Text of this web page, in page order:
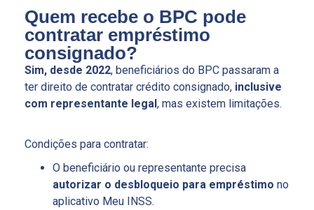
Quem recebe o BPC pode
contratar empréstimo
consignado?
Sim, desde 2022, beneficiários do BPC passaram a
ter direito de contratar crédito consignado, inclusive
com representante legal , mas existem limitações.
Condições para contratar:
O beneficiário ou representante precisa
autorizar o desbloqueio para empréstimo no
aplicativo Meu INSS.